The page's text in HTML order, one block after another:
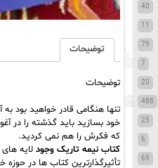
توضیحات
توضیحات
تنها هنگامی قادر خواهید بود
خود بسازید باید گذشته را در
که فکرش را هم نمی کردید.
کتاب نیمه تاریک وجود
40
11
79
7
20
488
25
6
69